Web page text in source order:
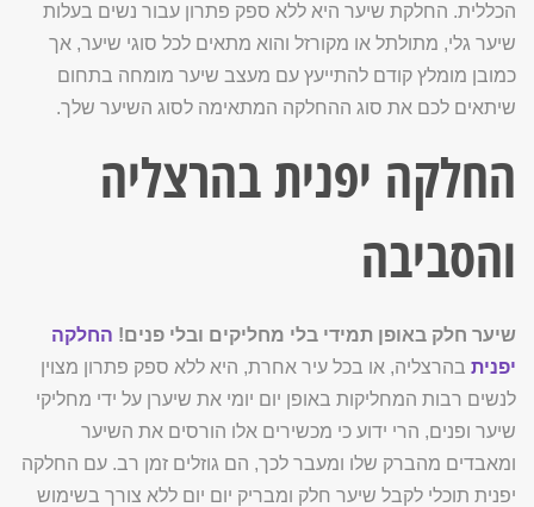
הכללית. החלקת שיער היא ללא ספק פתרון עבור נשים בעלות
שיער גלי, מתולתל או מקורזל והוא מתאים לכל סוגי שיער, אך
כמובן מומלץ קודם להתייעץ עם מעצב שיער מומחה בתחום
שיתאים לכם את סוג ההחלקה המתאימה לסוג השיער שלך.
החלקה יפנית בהרצליה
והסביבה
שיער חלק באופן תמידי בלי מחליקים ובלי פנים! החלקה
יפנית בהרצליה, או בכל עיר אחרת, היא ללא ספק פתרון מצוין
לנשים רבות המחליקות באופן יום יומי את שיערן על ידי מחליקי
שיער ופנים, הרי ידוע כי מכשירים אלו הורסים את השיער
ומאבדים מהברק שלו ומעבר לכך, הם גוזלים זמן רב. עם החלקה
יפנית תוכלי לקבל שיער חלק ומבריק יום יום ללא צורך בשימוש